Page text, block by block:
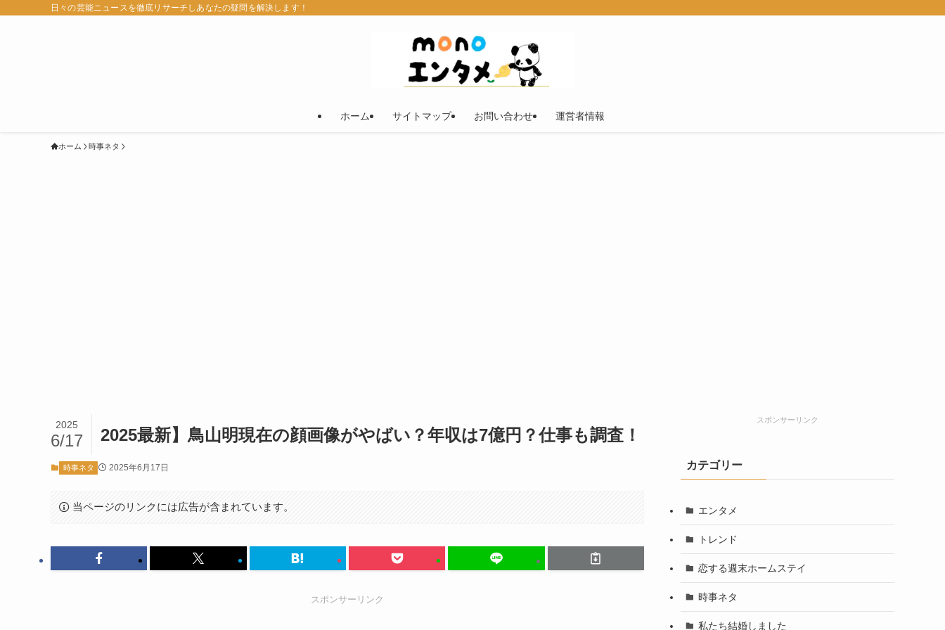
日々の芸能ニュースを徹底リサーチしあなたの疑問を解決します！
ホーム サイトマップ お問い合わせ 運営者情報
ホーム 時事ネタ
2025最新】鳥山明現在の顔画像がやばい？年収は7億円？仕事も調査！
2025
6/17
時事ネタ 2025年6月17日
当ページのリンクには広告が含まれています。
スポンサーリンク
スポンサーリンク
カテゴリー
エンタメ
トレンド
恋する週末ホームステイ
時事ネタ
私たち結婚しました